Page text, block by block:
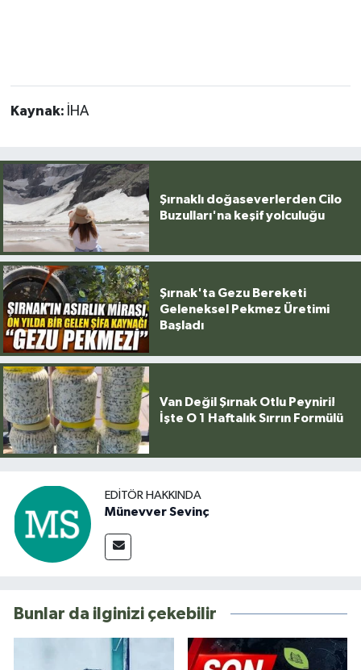
Kaynak: İHA
Şırnaklı doğaseverlerden Cilo
Buzulları'na keşif yolculuğu
Şırnak'ta Gezu Bereketi
Geleneksel Pekmez Üretimi
Başladı
Van Değil Şırnak Otlu Peyniri!
İşte O 1 Haftalık Sırrın Formülü
EDITÖR HAKKINDA
Münevver Sevinç
Bunlar da ilginizi çekebilir